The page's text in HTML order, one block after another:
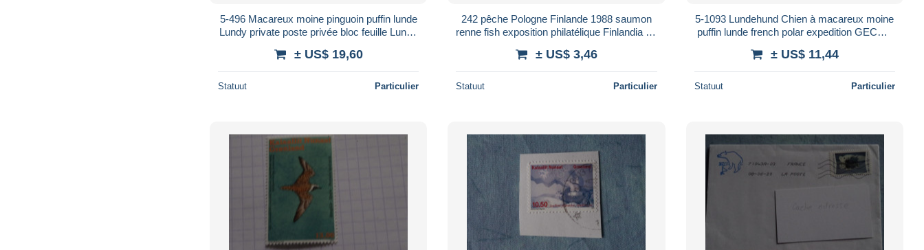
5-496 Macareux moine pinguoin puffin lunde
Lundy private poste privée bloc feuille Lundy
± US$ 19,60
Statuut Particulier
242 pêche Pologne Finlande 1988 saumon
renne fish exposition philatélique Finlandia 88
± US$ 3,46
Statuut Particulier
5-1093 Lundehund Chien à macareux moine
puffin lunde french polar expedition GECRP
± US$ 11,44
Statuut Particulier